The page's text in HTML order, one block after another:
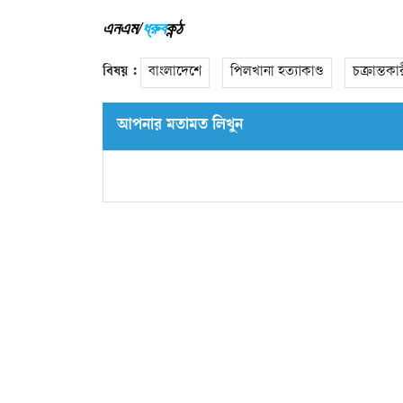
এনএম/ধ্রুবকন্ঠ
বিষয় : বাংলাদেশে পিলখানা হত্যাকাণ্ড
আপনার মতামত লিখুন